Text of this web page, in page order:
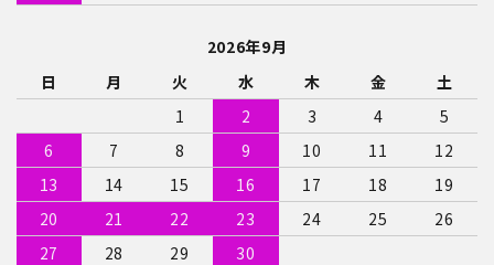
2026年9月
日
月 火 水 木 金
土
1
2 3 4
5
6
7 8 9 10 11
12
13
14 15 16 17 18
19
20
21 22 23 24 25
26
27
28 29
30